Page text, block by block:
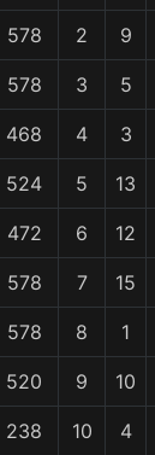
578 2 9
578 3 5
468 4 3
524 5 13
472 6 12
578 7 15
578 8 1
520 9 10
238 10 4